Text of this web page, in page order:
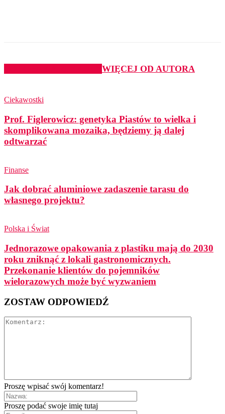
WIĘCEJ OD AUTORA
Ciekawostki
Prof. Figlerowicz: genetyka Piastów to wielka i
skomplikowana mozaika, będziemy ją dalej
odtwarzać
Finanse
Jak dobrać aluminiowe zadaszenie tarasu do
własnego projektu?
Polska i Świat
Jednorazowe opakowania z plastiku mają do 2030
roku zniknąć z lokali gastronomicznych.
Przekonanie klientów do pojemników
wielorazowych może być wyzwaniem
ZOSTAW ODPOWIEDŹ
Proszę wpisać swój komentarz!
Proszę podać swoje imię tutaj